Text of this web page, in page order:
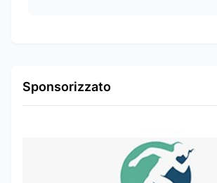
Sponsorizzato